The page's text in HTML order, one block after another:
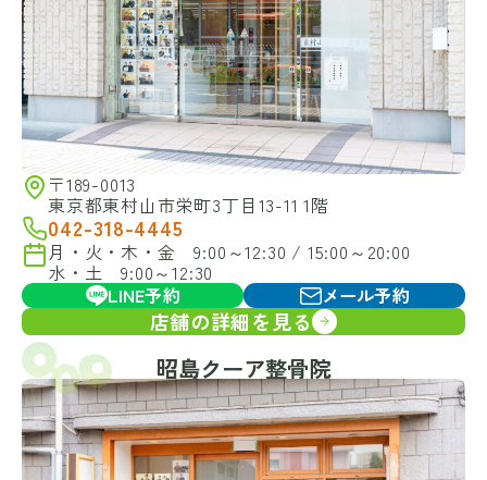
〒189-0013
東京都東村山市栄町3丁目13-11 1階
042-318-4445
月・火・木・金 9:00～12:30 / 15:00～20:00
水・土 9:00～12:30
LINE予約
メール予約
店舗の詳細を見る
昭島クーア整骨院